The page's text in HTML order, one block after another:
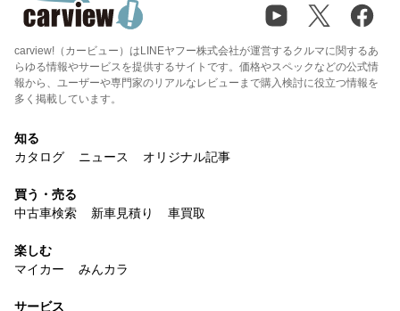
carview!（カービュー）はLINEヤフー株式会社が運営するクルマに関するあ
らゆる情報やサービスを提供するサイトです。価格やスペックなどの公式情
報から、ユーザーや専門家のリアルなレビューまで購入検討に役立つ情報を
多く掲載しています。
知る
カタログ
ニュース オリジナル記事
買う・売る
中古車検索
新車見積り 車買取
楽しむ
マイカー
みんカラ
サービス